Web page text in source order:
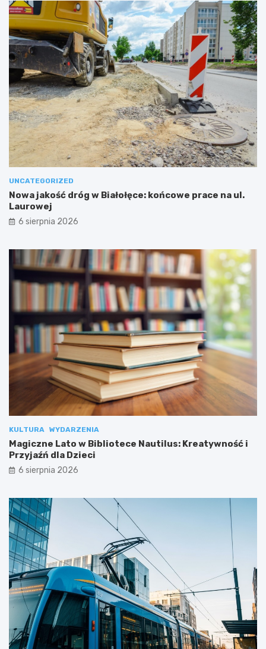
UNCATEGORIZED
Nowa jakość dróg w Białołęce: końcowe prace na ul.
Laurowej
6 sierpnia 2026
KULTURA WYDARZENIA
Magiczne Lato w Bibliotece Nautilus: Kreatywność i
Przyjaźń dla Dzieci
6 sierpnia 2026